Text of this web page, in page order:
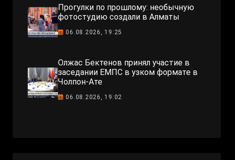
Прогулки по прошлому: необычную
фотостудию создали в Алматы
06.08.2026, 19:25
Олжас Бектенов принял участие в
заседании ЕМПС в узком формате в
Чолпон-Ате
06.08.2026, 19:02